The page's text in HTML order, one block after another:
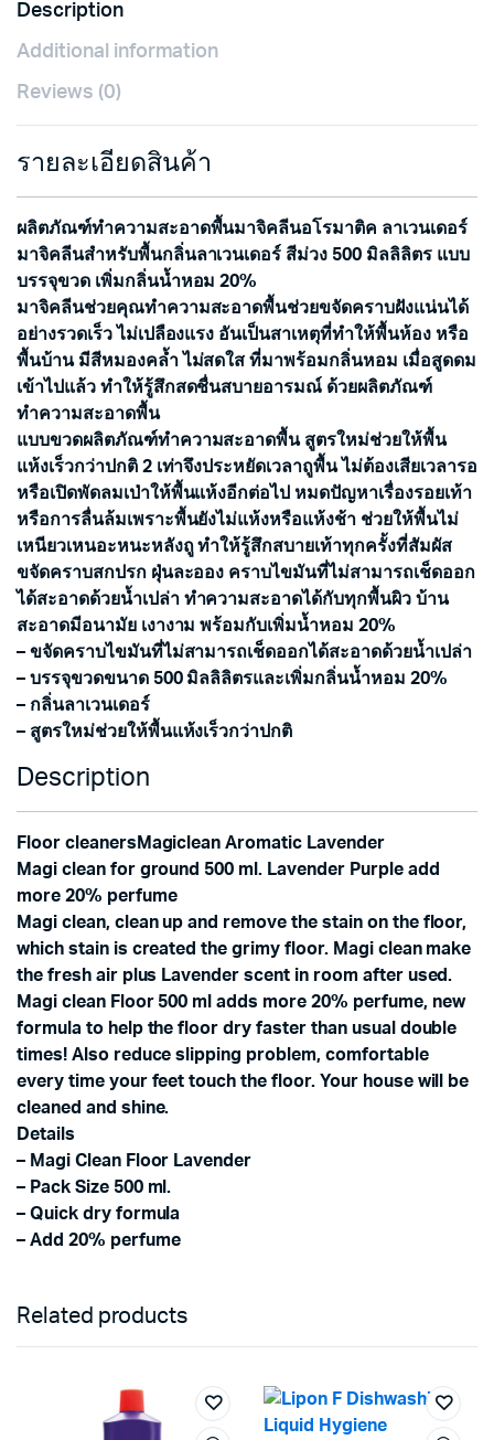
ติ
เวน
อร์
500มล.×แพ็ค3
quantity
Description
Additional information
Reviews (0)
รายละเอียดสินค้า
ผลิตภัณฑ์ทำความสะอาดพื้นมาจิคลีนอโรมาติค ลาเวนเดอร์
มาจิคลีนสำหรับพื้นกลิ่นลาเวนเดอร์ สีม่วง 500 มิลลิลิตร แบบ
บรรจุขวด เพิ่มกลิ่นน้ำหอม 20%
มาจิคลีนช่วยคุณทำความสะอาดพื้นช่วยขจัดคราบฝังแน่นได้
อย่างรวดเร็ว ไม่เปลืองแรง อันเป็นสาเหตุที่ทำให้พื้นห้อง หรือ
พื้นบ้าน มีสีหมองคล้ำ ไม่สดใส ที่มาพร้อมกลิ่นหอม เมื่อสูดดม
เข้าไปแล้ว ทำให้รู้สึกสดชื่นสบายอารมณ์ ด้วยผลิตภัณฑ์
ทำความสะอาดพื้น
แบบขวดผลิตภัณฑ์ทำความสะอาดพื้น สูตรใหม่ช่วยให้พื้น
แห้งเร็วกว่าปกติ 2 เท่าจึงประหยัดเวลาถูพื้น ไม่ต้องเสียเวลารอ
หรือเปิดพัดลมเป่าให้พื้นแห้งอีกต่อไป หมดปัญหาเรื่องรอยเท้า
หรือการลื่นล้มเพราะพื้นยังไม่แห้งหรือแห้งช้า ช่วยให้พื้นไม่
เหนียวเหนอะหนะหลังถู ทำให้รู้สึกสบายเท้าทุกครั้งที่สัมผัส
ขจัดคราบสกปรก ฝุ่นละออง คราบไขมันที่ไม่สามารถเช็ดออก
ได้สะอาดด้วยน้ำเปล่า ทำความสะอาดได้กับทุกพื้นผิว บ้าน
สะอาดมีอนามัย เงางาม พร้อมกับเพิ่มน้ำหอม 20%
– ขจัดคราบไขมันที่ไม่สามารถเช็ดออกได้สะอาดด้วยน้ำเปล่า
– บรรจุขวดขนาด 500 มิลลิลิตรและเพิ่มกลิ่นน้ำหอม 20%
– กลิ่นลาเวนเดอร์
– สูตรใหม่ช่วยให้พื้นแห้งเร็วกว่าปกติ
Description
Floor cleanersMagiclean Aromatic Lavender
Magi clean for ground 500 ml. Lavender Purple add
more 20% perfume
Magi clean, clean up and remove the stain on the floor,
which stain is created the grimy floor. Magi clean make
the fresh air plus Lavender scent in room after used.
Magi clean Floor 500 ml adds more 20% perfume, new
formula to help the floor dry faster than usual double
times! Also reduce slipping problem, comfortable
every time your feet touch the floor. Your house will be
cleaned and shine.
Details
– Magi Clean Floor Lavender
– Pack Size 500 ml.
– Quick dry formula
– Add 20% perfume
Related products